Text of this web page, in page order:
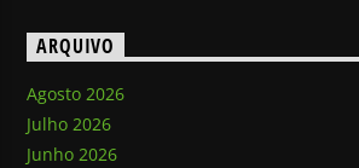
ARQUIVO
Agosto 2026
Julho 2026
Junho 2026